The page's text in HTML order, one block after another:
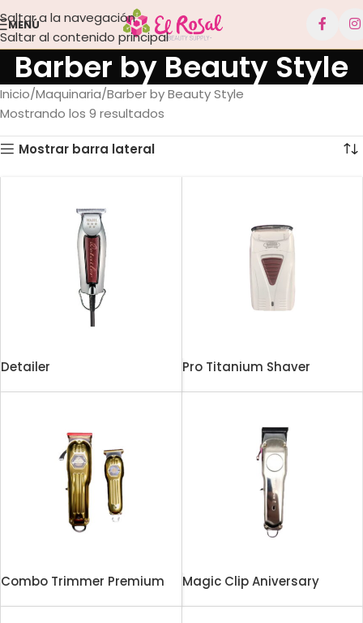
Saltar a la navegación
Saltar al contenido principal
MENÚ
Barber by Beauty Style
Inicio Maquinaria Barber by Beauty Style
Mostrando los 9 resultados
Mostrar barra lateral
Detailer Pro Titanium Shaver
Combo Trimmer Premium Magic Clip Aniversary